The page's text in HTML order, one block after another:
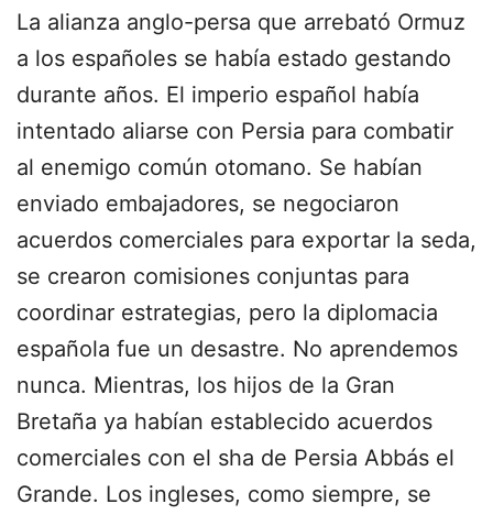
La alianza anglo-persa que arrebató Ormuz
a los españoles se había estado gestando
durante años. El imperio español había
intentado aliarse con Persia para combatir
al enemigo común otomano. Se habían
enviado embajadores, se negociaron
acuerdos comerciales para exportar la seda,
se crearon comisiones conjuntas para
coordinar estrategias, pero la diplomacia
española fue un desastre. No aprendemos
nunca. Mientras, los hijos de la Gran
Bretaña ya habían establecido acuerdos
comerciales con el sha de Persia Abbás el
Grande. Los ingleses, como siempre, se